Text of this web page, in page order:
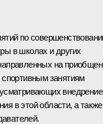
по
в школах и других
на
спортивным занятиям
внедрение
в этой области, а также